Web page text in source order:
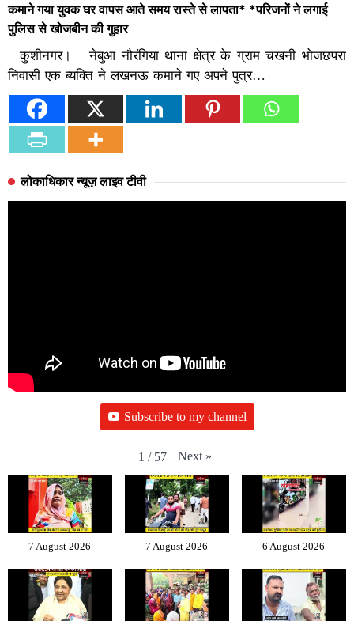
कमाने गया युवक घर वापस आते समय रास्ते से लापता* *परिजनों ने लगाई
पुलिस से खोजबीन की गुहार
कुशीनगर। नेबुआ नौरंगिया थाना क्षेत्र के ग्राम चखनी भोजछपरा
निवासी एक ब्यक्ति ने लखनऊ कमाने गए अपने पुत्र…
लोकाधिकार न्यूज़ लाइव टीवी
Subscribe to my channel
1 / 57 Next »
7 August 2026 7 August 2026 6 August 2026